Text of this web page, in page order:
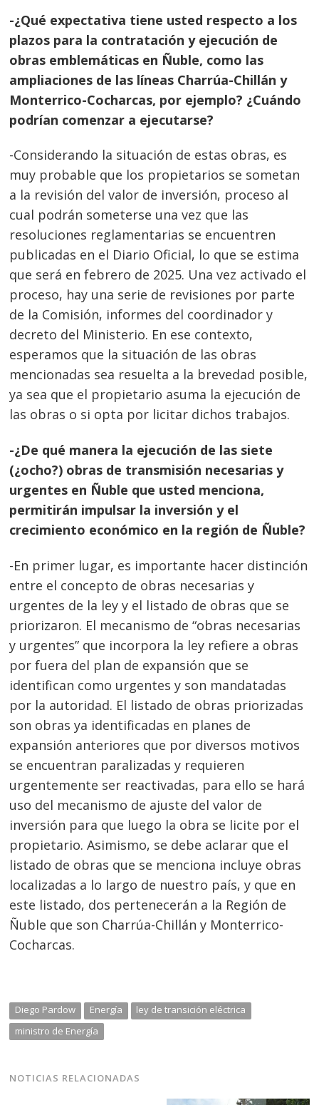
-¿Qué expectativa tiene usted respecto a los
plazos para la contratación y ejecución de
obras emblemáticas en Ñuble, como las
ampliaciones de las líneas Charrúa-Chillán y
Monterrico-Cocharcas, por ejemplo? ¿Cuándo
podrían comenzar a ejecutarse?
-Considerando la situación de estas obras, es
muy probable que los propietarios se sometan
a la revisión del valor de inversión, proceso al
cual podrán someterse una vez que las
resoluciones reglamentarias se encuentren
publicadas en el Diario Oficial, lo que se estima
que será en febrero de 2025. Una vez activado el
proceso, hay una serie de revisiones por parte
de la Comisión, informes del coordinador y
decreto del Ministerio. En ese contexto,
esperamos que la situación de las obras
mencionadas sea resuelta a la brevedad posible,
ya sea que el propietario asuma la ejecución de
las obras o si opta por licitar dichos trabajos.
-¿De qué manera la ejecución de las siete
(¿ocho?) obras de transmisión necesarias y
urgentes en Ñuble que usted menciona,
permitirán impulsar la inversión y el
crecimiento económico en la región de Ñuble?
-En primer lugar, es importante hacer distinción
entre el concepto de obras necesarias y
urgentes de la ley y el listado de obras que se
priorizaron. El mecanismo de “obras necesarias
y urgentes” que incorpora la ley refiere a obras
por fuera del plan de expansión que se
identifican como urgentes y son mandatadas
por la autoridad. El listado de obras priorizadas
son obras ya identificadas en planes de
expansión anteriores que por diversos motivos
se encuentran paralizadas y requieren
urgentemente ser reactivadas, para ello se hará
uso del mecanismo de ajuste del valor de
inversión para que luego la obra se licite por el
propietario. Asimismo, se debe aclarar que el
listado de obras que se menciona incluye obras
localizadas a lo largo de nuestro país, y que en
este listado, dos pertenecerán a la Región de
Ñuble que son Charrúa-Chillán y Monterrico-
Cocharcas.
Diego Pardow Energía
ley de transición eléctrica
ministro de Energía
NOTICIAS RELACIONADAS